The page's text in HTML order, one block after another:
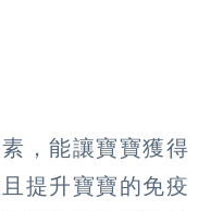
，能讓寶寶獲得
提升寶寶的免疫